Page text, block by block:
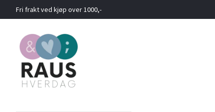
Fri frakt ved kjøp over 1000,-